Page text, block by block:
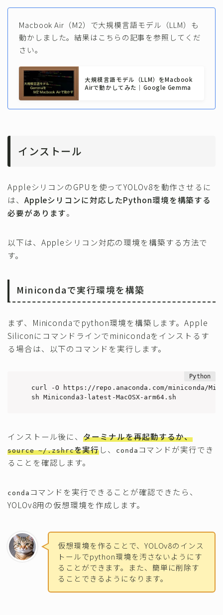
Macbook Air（M2）で大規模言語モデル（LLM）も
動かしました。結果はこちらの記事を参照してくだ
さい。
大規模言語モデル（LLM）をMacbook
Airで動かしてみた｜Google Gemma
インストール
AppleシリコンのGPUを使ってYOLOv8を動作させるに
は、 Appleシリコンに対応したPython環境を構築する
必要があります。
以下は、Appleシリコン対応の環境を構築する方法で
す。
Minicondaで実行環境を構築
まず、Minicondaでpython環境を構築します。Apple
Siliconにコマンドラインでminicondaをインストるす
る場合は、以下のコマンドを実行します。
curl -O https://repo.anaconda.com/miniconda/
sh Miniconda3-latest-MacOSX-arm64.sh
インストール後に、ターミナルを再起動するか、
source ~/.zshrcを実行し、 conda コマンドが実行でき
ることを確認します。
conda コマンドを実行できることが確認できたら、
YOLOv8用の仮想環境を作成します。
仮想環境を作ることで、YOLOv8のインス
トールでpython環境を汚さないようにす
ることができます。また、簡単に削除す
ることできるようになります。